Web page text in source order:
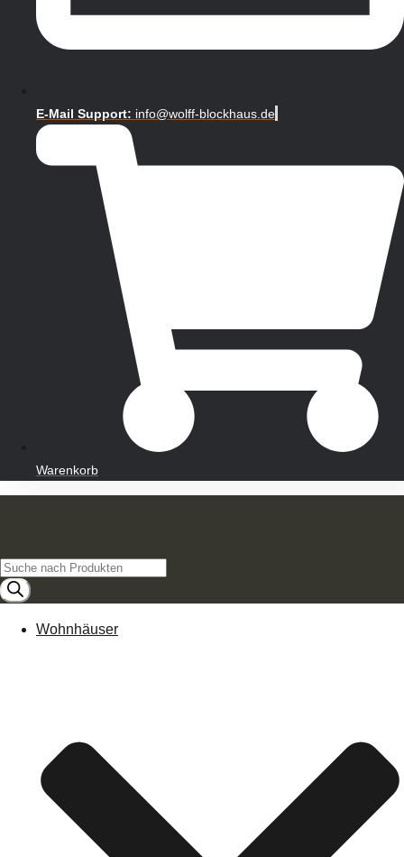
E-Mail Support: info@wolff-blockhaus.de
Warenkorb
Products
search
Wohnhäuser